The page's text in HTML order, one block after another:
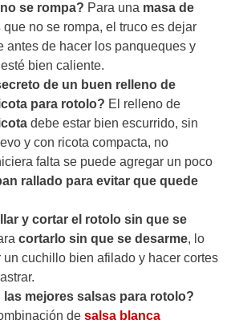
se rompa? Para una masa de
que no se rompa, el truco es dejar
antes de hacer los panqueques y
bien caliente.
de un buen relleno de
para rotolo? El relleno de
debe estar bien escurrido, sin
y con ricota compacta, no
falta se puede agregar un poco
rallado para evitar que quede
y cortar el rotolo sin que se
cortarlo sin que se desarme, lo
un cuchillo bien afilado y hacer cortes
las mejores salsas para rotolo?
de salsa blanca